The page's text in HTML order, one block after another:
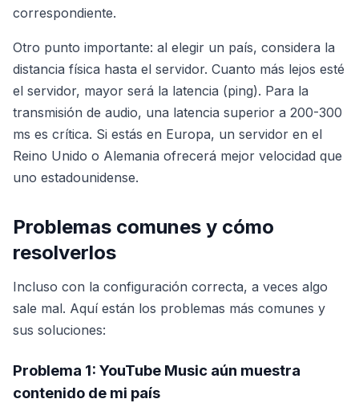
correspondiente.
Otro punto importante: al elegir un país, considera la
distancia física hasta el servidor. Cuanto más lejos esté
el servidor, mayor será la latencia (ping). Para la
transmisión de audio, una latencia superior a 200-300
ms es crítica. Si estás en Europa, un servidor en el
Reino Unido o Alemania ofrecerá mejor velocidad que
uno estadounidense.
Problemas comunes y cómo
resolverlos
Incluso con la configuración correcta, a veces algo
sale mal. Aquí están los problemas más comunes y
sus soluciones:
Problema 1: YouTube Music aún muestra
contenido de mi país